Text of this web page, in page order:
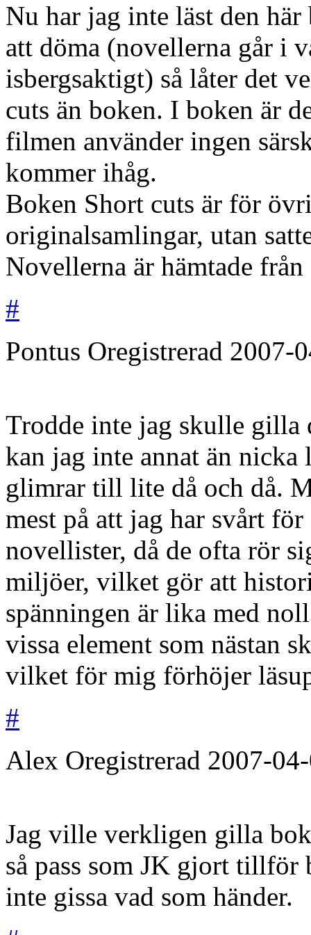
Nu har jag inte läst den
att döma (novellerna går i
isbergsaktigt) så låter det
cuts än boken. I boken är
filmen använder ingen
kommer ihåg.
Boken Short cuts är för
originalsamlingar, utan
Novellerna är hämtade
#
Pontus Oregistrerad 2007-
Trodde inte jag skulle gilla
kan jag inte annat än nicka
glimrar till lite då och då.
mest på att jag har svårt
novellister, då de ofta rör
miljöer, vilket gör att
spänningen är lika med
vissa element som nästan
vilket för mig förhöjer
#
Alex Oregistrerad 2007-
Jag ville verkligen gilla
så pass som JK gjort
inte gissa vad som händer.